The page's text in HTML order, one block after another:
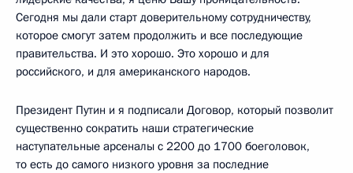
Сегодня мы дали старт доверительному сотрудничеству,
которое смогут затем продолжить и все последующие
правительства. И это хорошо. Это хорошо и для
российского, и для американского народов.
Президент Путин и я подписали Договор, который позволит
существенно сократить наши стратегические
наступательные арсеналы с 2200 до 1700 боеголовок,
то есть до самого низкого уровня за последние